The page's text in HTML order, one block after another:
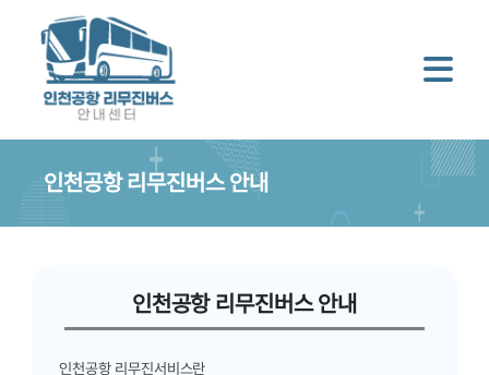
인천공항 리무진버스 안내
인천공항 리무진버스 안내
인천공항 리무진서비스란